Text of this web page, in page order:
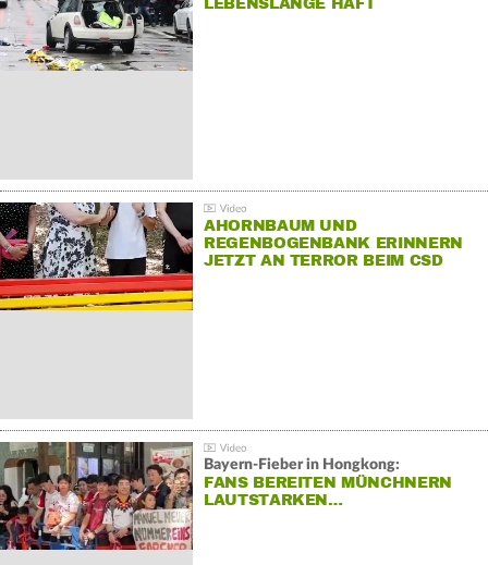
LEBENSLANGE HAFT
AHORNBAUM UND
REGENBOGENBANK ERINNERN
JETZT AN TERROR BEIM CSD
Bayern-Fieber in Hongkong:
FANS BEREITEN MÜNCHNERN
LAUTSTARKEN…